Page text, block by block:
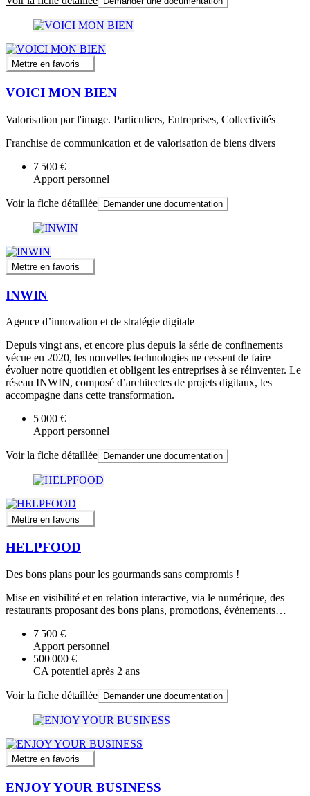
Mettre en favoris
VOICI MON BIEN
Valorisation par l'image. Particuliers, Entreprises, Collectivités
Franchise de communication et de valorisation de biens divers
7 500 €
Apport personnel
Voir la fiche détaillée Demander une documentation
Mettre en favoris
INWIN
Agence d’innovation et de stratégie digitale
Depuis vingt ans, et encore plus depuis la série de confinements
vécue en 2020, les nouvelles technologies ne cessent de faire
évoluer notre quotidien et obligent les entreprises à se réinventer. Le
réseau INWIN, composé d’architectes de projets digitaux, les
accompagne dans cette transformation.
5 000 €
Apport personnel
Voir la fiche détaillée Demander une documentation
Mettre en favoris
HELPFOOD
Des bons plans pour les gourmands sans compromis !
Mise en visibilité et en relation interactive, via le numérique, des
restaurants proposant des bons plans, promotions, évènements…
7 500 €
Apport personnel
500 000 €
CA potentiel après 2 ans
Voir la fiche détaillée Demander une documentation
Mettre en favoris
ENJOY YOUR BUSINESS